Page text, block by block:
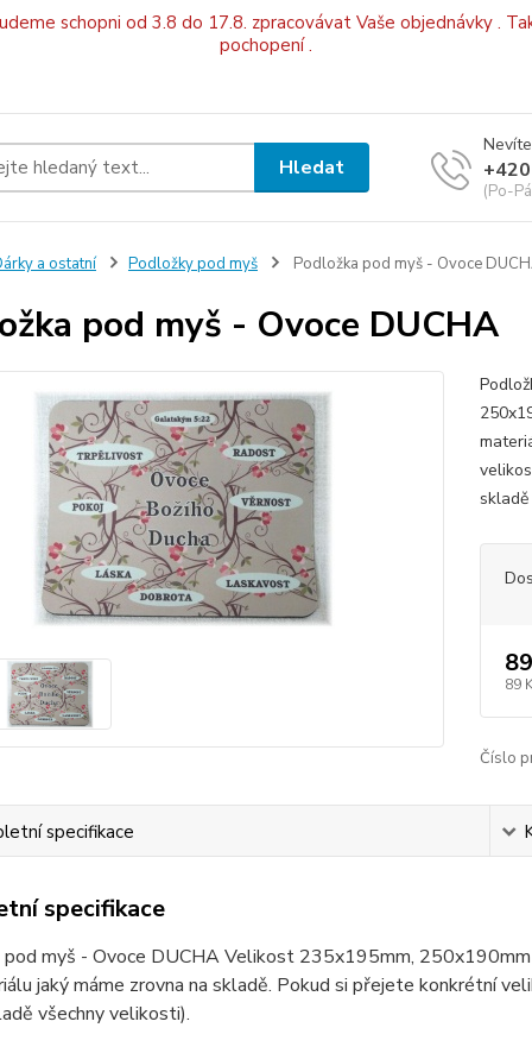
schopni od 3.8 do 17.8. zpracovávat Vaše objednávky .
pochopení .
Hledat
(Po-
a ostatní Podložky pod myš Podložka pod myš - Ovoce
pod myš - Ovoce DUCHA
89
Číslo
specifikace
specifikace
pod myš - Ovoce DUCHA Velikost 235x195mm,
jaký máme zrovna na skladě. Pokud si přejete konkrétní
všechny velikosti).